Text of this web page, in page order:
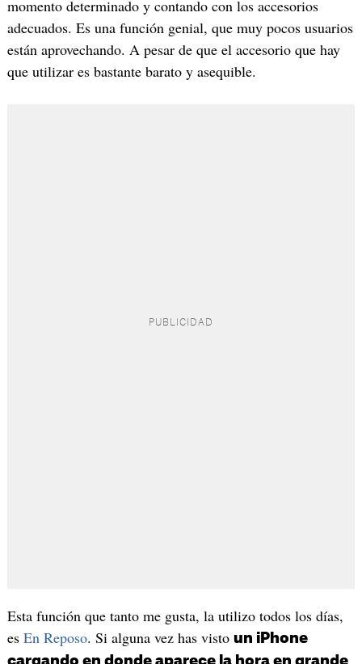
momento determinado y contando con los accesorios
adecuados. Es una función genial, que muy pocos usuarios
están aprovechando. A pesar de que el accesorio que hay
que utilizar es bastante barato y asequible.
Esta función que tanto me gusta, la utilizo todos los días,
es En Reposo. Si alguna vez has visto un iPhone
cargando en donde aparece la hora en grande,